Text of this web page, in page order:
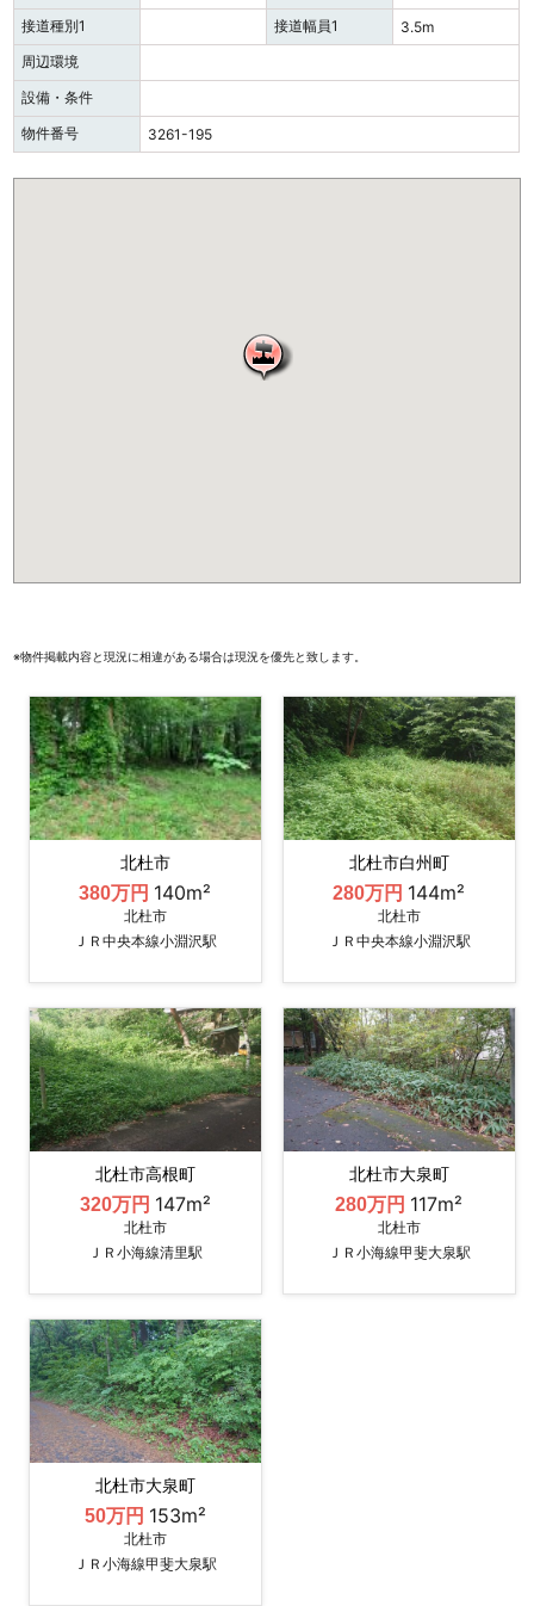
接道種別1
接道幅員1
3.5m
周辺環境
設備・条件
物件番号
3261-195
※物件掲載内容と現況に相違がある場合は現況を優先と致します。
北杜市
380万円 140m²
北杜市
ＪＲ中央本線小淵沢駅
北杜市白州町
280万円 144m²
北杜市
ＪＲ中央本線小淵沢駅
北杜市高根町
320万円 147m²
北杜市
ＪＲ小海線清里駅
北杜市大泉町
280万円 117m²
北杜市
ＪＲ小海線甲斐大泉駅
北杜市大泉町
50万円 153m²
北杜市
ＪＲ小海線甲斐大泉駅